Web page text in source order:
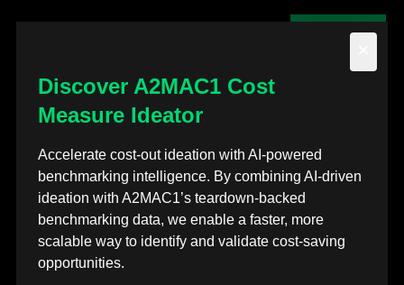
联系我们
新闻中心
了解更多 A2MAC1 资讯
Discover A2MAC1 Cost
Measure Ideator
Accelerate cost-out ideation with AI-powered
benchmarking intelligence. By combining AI-driven
ideation with A2MAC1’s teardown-backed
benchmarking data, we enable a faster, more
scalable way to identify and validate cost-saving
opportunities.